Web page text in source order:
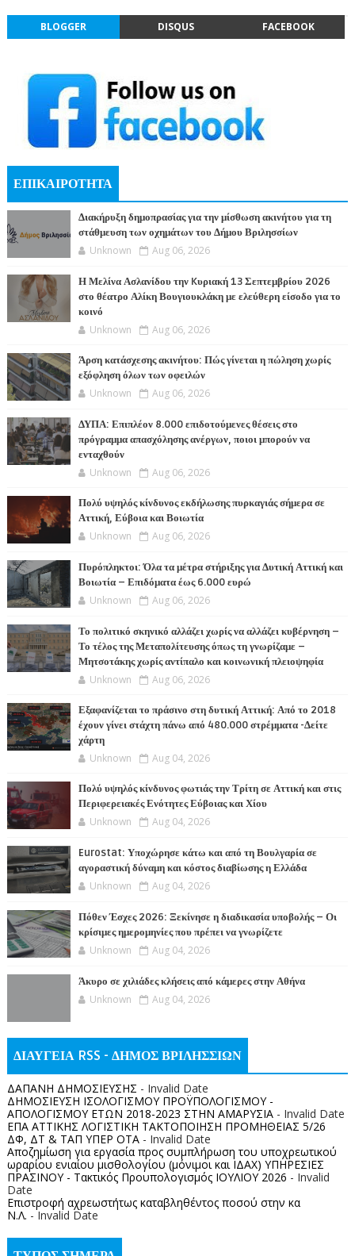
BLOGGER DISQUS FACEBOOK
ΕΠΙΚΑΙΡΟΤΗΤΑ
Διακήρυξη δημοπρασίας για την μίσθωση ακινήτου για τη
στάθμευση των οχημάτων του Δήμου Βριλησσίων
Unknown Aug 06, 2026
Η Μελίνα Ασλανίδου την Kυριακή 13 Σεπτεμβρίου 2026
στο θέατρο Αλίκη Βουγιουκλάκη με ελεύθερη είσοδο για το
κοινό
Unknown Aug 06, 2026
Άρση κατάσχεσης ακινήτου: Πώς γίνεται η πώληση χωρίς
εξόφληση όλων των οφειλών
Unknown Aug 06, 2026
ΔΥΠΑ: Επιπλέον 8.000 επιδοτούμενες θέσεις στο
πρόγραμμα απασχόλησης ανέργων, ποιοι μπορούν να
ενταχθούν
Unknown Aug 06, 2026
Πολύ υψηλός κίνδυνος εκδήλωσης πυρκαγιάς σήμερα σε
Αττική, Εύβοια και Βοιωτία
Unknown Aug 06, 2026
Πυρόπληκτοι: Όλα τα μέτρα στήριξης για Δυτική Αττική και
Βοιωτία – Επιδόματα έως 6.000 ευρώ
Unknown Aug 06, 2026
Το πολιτικό σκηνικό αλλάζει χωρίς να αλλάζει κυβέρνηση –
Το τέλος της Μεταπολίτευσης όπως τη γνωρίζαμε –
Μητσοτάκης χωρίς αντίπαλο και κοινωνική πλειοψηφία
Unknown Aug 06, 2026
Εξαφανίζεται το πράσινο στη δυτική Αττική: Από το 2018
έχουν γίνει στάχτη πάνω από 480.000 στρέμματα -Δείτε
χάρτη
Unknown Aug 04, 2026
Πολύ υψηλός κίνδυνος φωτιάς την Τρίτη σε Αττική και στις
Περιφερειακές Ενότητες Εύβοιας και Χίου
Unknown Aug 04, 2026
Eurostat: Υποχώρησε κάτω και από τη Βουλγαρία σε
αγοραστική δύναμη και κόστος διαβίωσης η Ελλάδα
Unknown Aug 04, 2026
Πόθεν Έσχες 2026: Ξεκίνησε η διαδικασία υποβολής – Οι
κρίσιμες ημερομηνίες που πρέπει να γνωρίζετε
Unknown Aug 04, 2026
Άκυρο σε χιλιάδες κλήσεις από κάμερες στην Αθήνα
Unknown Aug 04, 2026
ΔΙΑΥΓΕΙΑ RSS - ΔΗΜΟΣ ΒΡΙΛΗΣΣΙΩΝ
ΔΑΠΑΝΗ ΔΗΜΟΣΙΕΥΣΗΣ - Invalid Date
ΔΗΜΟΣΙΕΥΣΗ ΙΣΟΛΟΓΙΣΜΟΥ ΠΡΟΫΠΟΛΟΓΙΣΜΟΥ -
ΑΠΟΛΟΓΙΣΜΟΥ ΕΤΩΝ 2018-2023 ΣΤΗΝ ΑΜΑΡΥΣΙΑ- Invalid Date
ΕΠΑ ΑΤΤΙΚΗΣ ΛΟΓΙΣΤΙΚΗ ΤΑΚΤΟΠΟΙΗΣΗ ΠΡΟΜΗΘΕΙΑΣ 5/26
ΔΦ, ΔΤ & ΤΑΠ ΥΠΕΡ ΟΤΑ- Invalid Date
Αποζημίωση για εργασία προς συμπλήρωση του υποχρεωτικού
ωραρίου ενιαίου μισθολογίου (μόνιμοι και ΙΔΑΧ) ΥΠΗΡΕΣΙΕΣ
ΠΡΑΣΙΝΟΥ - Τακτικός Προυπολογισμός ΙΟΥΛΙΟΥ 2026 - Invalid
Date
Επιστροφή αχρεωστήτως καταβληθέντος ποσoύ στην κα
Ν.Λ. - Invalid Date